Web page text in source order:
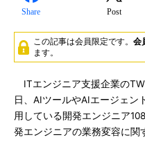
Share Post
この記事は会員限定です。 会
ます。
ITエンジニア支援企業の
日、AIツールやAIエージェン
用している開発エンジニア
発エンジニアの業務変容に関